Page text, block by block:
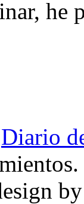
he
Diario